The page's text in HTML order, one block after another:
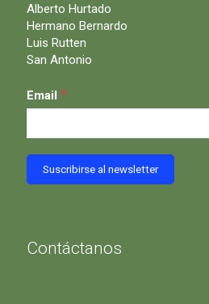
Alberto Hurtado
Hermano Bernardo
Luis Rutten
San Antonio
Email *
Contáctanos